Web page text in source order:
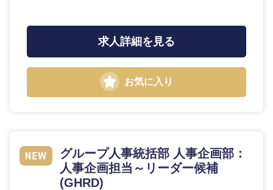
求人詳細を見る
お気に入り
グループ人事統括部 人事企画部：
人事企画担当～リーダー候補
(GHRD)